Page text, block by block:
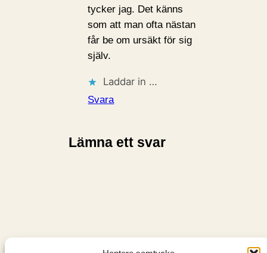
tycker jag. Det känns
som att man ofta nästan
får be om ursäkt för sig
själv.
Laddar in …
Svara
Lämna ett svar